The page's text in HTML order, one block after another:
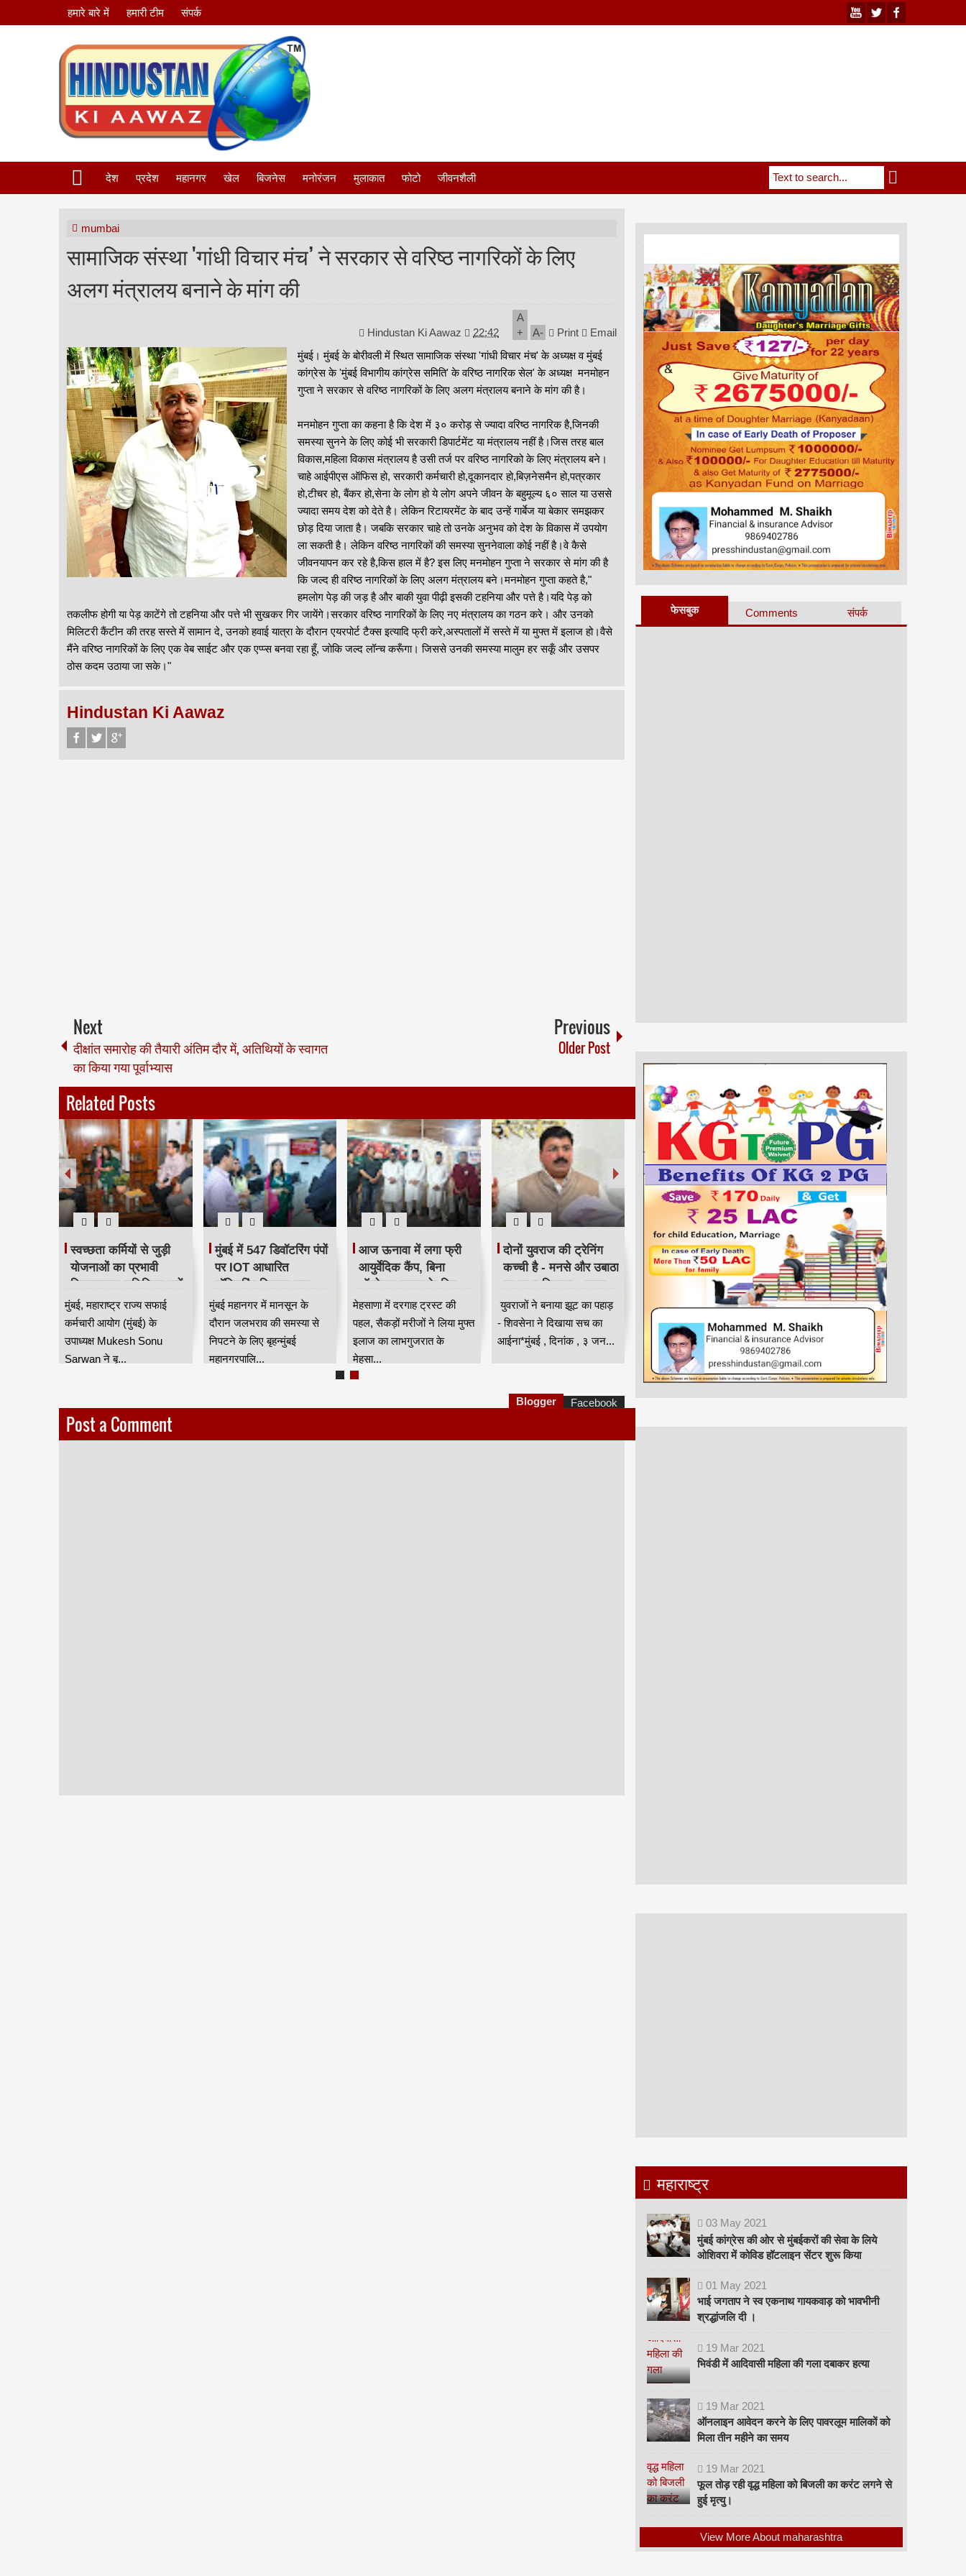
हमारे बारे में हमारी टीम संपर्क
देश प्रदेश महानगर खेल बिजनेस मनोरंजन मुलाकात फोटो जीवनशैली
mumbai
सामाजिक संस्था 'गांधी विचार मंच’ ने सरकार से वरिष्ठ नागरिकों के लिए
अलग मंत्रालय बनाने के मांग की
Hindustan Ki Aawaz 22:42
A
+
A- Print
Email
मुंबई। मुंबई के बोरीवली में स्थित सामाजिक संस्था 'गांधी विचार मंच' के अध्यक्ष व मुंबई
कांग्रेस के 'मुंबई विभागीय कांग्रेस समिति' के वरिष्ठ नागरिक सेल' के अध्यक्ष मनमोहन
गुप्ता ने सरकार से वरिष्ठ नागरिकों के लिए अलग मंत्रालय बनाने के मांग की है।
मनमोहन गुप्ता का कहना है कि देश में ३० करोड़ से ज्यादा वरिष्ठ नागरिक है,जिनकी
समस्या सुनने के लिए कोई भी सरकारी डिपार्टमेंट या मंत्रालय नहीं है।जिस तरह बाल
विकास,महिला विकास मंत्रालय है उसी तर्ज पर वरिष्ठ नागरिको के लिए मंत्रालय बने।
चाहे आईपीएस ऑफिस हो, सरकारी कर्मचारी हो,दूकानदार हो,बिज़नेसमैन हो,पत्रकार
हो,टीचर हो, बैंकर हो,सेना के लोग हो ये लोग अपने जीवन के बहुमूल्य ६० साल या उससे
ज्यादा समय देश को देते है। लेकिन रिटायरमेंट के बाद उन्हें गार्बेज या बेकार समझकर
छोड़ दिया जाता है। जबकि सरकार चाहे तो उनके अनुभव को देश के विकास में उपयोग
ला सकती है। लेकिन वरिष्ठ नागरिकों की समस्या सुननेवाला कोई नहीं है।वे कैसे
जीवनयापन कर रहे है,किस हाल में है? इस लिए मनमोहन गुप्ता ने सरकार से मांग की है
कि जल्द ही वरिष्ठ नागरिकों के लिए अलग मंत्रालय बने।मनमोहन गुप्ता कहते है,"
हमलोग पेड़ की जड़ है और बाकी युवा पीढ़ी इसकी टहनिया और पत्ते है।यदि पेड़ को
तकलीफ होगी या पेड़ काटेंगे तो टहनिया और पत्ते भी सुखकर गिर जायेंगे।सरकार वरिष्ठ नागरिकों के लिए नए मंत्रालय का गठन करे। और उनको
मिलिटरी कैंटीन की तरह सस्ते में सामान दे, उनको हवाई यात्रा के दौरान एयरपोर्ट टैक्स इत्यादि फ्री करे,अस्पतालों में सस्ते में या मुफ्त में इलाज हो।वैसे
मैंने वरिष्ठ नागरिकों के लिए एक वेब साईट और एक एप्प्स बनवा रहा हूँ, जोकि जल्द लॉन्च करूँगा। जिससे उनकी समस्या मालुम हर सकूँ और उसपर
ठोस कदम उठाया जा सके।"
Hindustan Ki Aawaz
Next
दीक्षांत समारोह की तैयारी अंतिम दौर में, अतिथियों के स्वागत
का किया गया पूर्वाभ्यास
Previous
Older Post
Related Posts
स्वच्छता कर्मियों से जुड़ी
योजनाओं का प्रभावी
क्रियान्वयन सुनिश्चित करें
— महाराष्ट्र राज्य सफाई
कर्मचारी आयोग के उपाध्यक्ष
मुकेश सोनू सरवान HKA
मुंबई, महाराष्ट्र राज्य सफाई
कर्मचारी आयोग (मुंबई) के
उपाध्यक्ष Mukesh Sonu
Sarwan ने बृ...
मुंबई में 547 डिवॉटरिंग पंपों
पर IOT आधारित
मॉनिटरिंग सिस्टम लागू,
बारिश में जलभराव नियंत्रण
होगा अधिक प्रभावी
मुंबई महानगर में मानसून के
दौरान जलभराव की समस्या से
निपटने के लिए बृहन्मुंबई
महानगरपालि...
आज ऊनावा में लगा फ्री
आयुर्वेदिक कैंप, बिना
ऑपरेशन इलाज के लिए
उमड़ी भीड़ HKA
मेहसाणा में दरगाह ट्रस्ट की
पहल, सैकड़ों मरीजों ने लिया मुफ्त
इलाज का लाभगुजरात के
मेहसा...
दोनों युवराज की ट्रेनिंग
कच्ची है - मनसे और उबाठा
पर साधा निशाना - राहुल
शेवाले
युवराजों ने बनाया झूट का पहाड़
- शिवसेना ने दिखाया सच का
आईना*मुंबई , दिनांक , ३ जन...
Post a Comment
Blogger Facebook
फेसबुक Comments संपर्क
महाराष्ट्र
03 May 2021
मुंबई कांग्रेस की ओर से मुंबईकरों की सेवा के लिये
ओशिवरा में कोविड हॉटलाइन सेंटर शुरू किया
01 May 2021
भाई जगताप ने स्व एकनाथ गायकवाड़ को भावभीनी
श्रद्धांजलि दी ।
19 Mar 2021
भिवंडी में आदिवासी महिला की गला दबाकर हत्या
19 Mar 2021
ऑनलाइन आवेदन करने के लिए पावरलूम मालिकों को
मिला तीन महीने का समय
19 Mar 2021
फूल तोड़ रही वृद्ध महिला को बिजली का करंट लगने से
हुई मृत्यु।
View More About maharashtra